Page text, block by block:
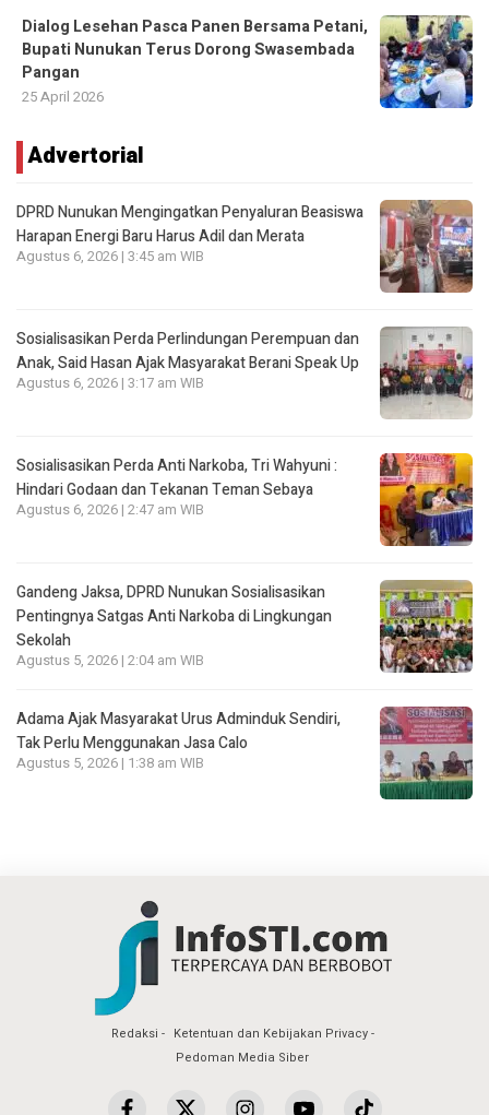
Dialog Lesehan Pasca Panen Bersama Petani,
Bupati Nunukan Terus Dorong Swasembada
Pangan
25 April 2026
Advertorial
DPRD Nunukan Mengingatkan Penyaluran Beasiswa
Harapan Energi Baru Harus Adil dan Merata
Agustus 6, 2026 | 3:45 am WIB
Sosialisasikan Perda Perlindungan Perempuan dan
Anak, Said Hasan Ajak Masyarakat Berani Speak Up
Agustus 6, 2026 | 3:17 am WIB
Sosialisasikan Perda Anti Narkoba, Tri Wahyuni :
Hindari Godaan dan Tekanan Teman Sebaya
Agustus 6, 2026 | 2:47 am WIB
Gandeng Jaksa, DPRD Nunukan Sosialisasikan
Pentingnya Satgas Anti Narkoba di Lingkungan
Sekolah
Agustus 5, 2026 | 2:04 am WIB
Adama Ajak Masyarakat Urus Adminduk Sendiri,
Tak Perlu Menggunakan Jasa Calo
Agustus 5, 2026 | 1:38 am WIB
Redaksi
Ketentuan dan Kebijakan Privacy
Pedoman Media Siber